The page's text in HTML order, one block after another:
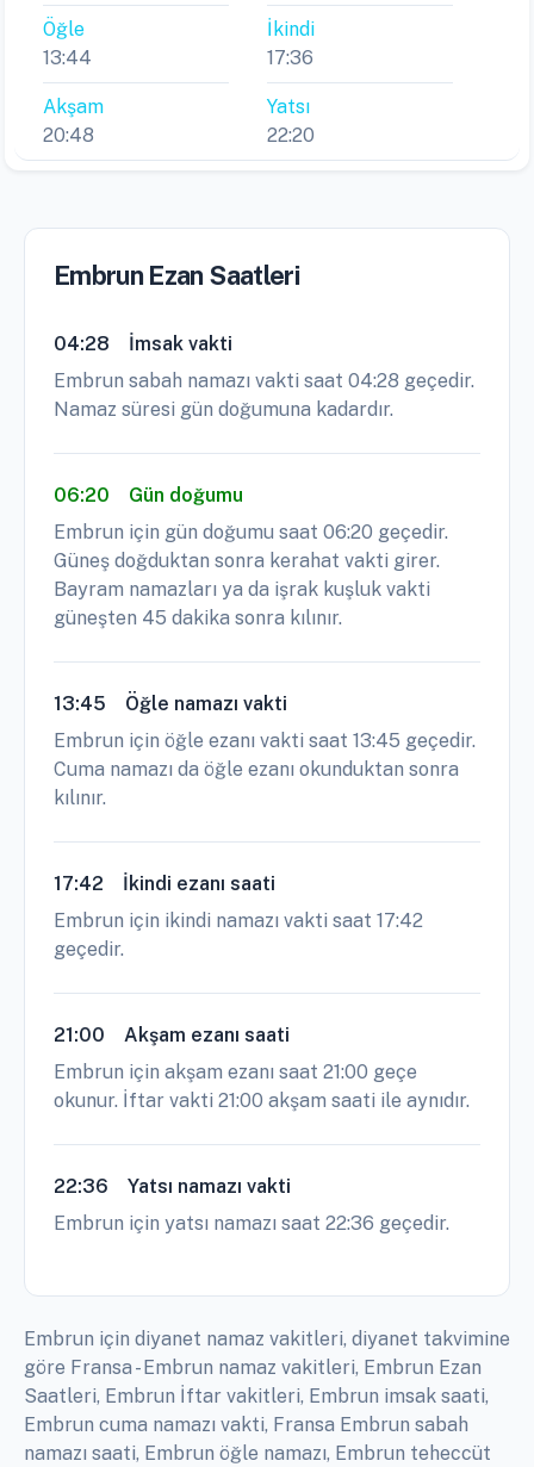
Öğle
13:44
İkindi
17:36
Akşam
20:48
Yatsı
22:20
Embrun Ezan Saatleri
04:28
İmsak vakti
Embrun sabah namazı vakti saat 04:28 geçedir.
Namaz süresi gün doğumuna kadardır.
06:20
Gün doğumu
Embrun için gün doğumu saat 06:20 geçedir.
Güneş doğduktan sonra kerahat vakti girer.
Bayram namazları ya da işrak kuşluk vakti
güneşten 45 dakika sonra kılınır.
13:45
Öğle namazı vakti
Embrun için öğle ezanı vakti saat 13:45 geçedir.
Cuma namazı da öğle ezanı okunduktan sonra
kılınır.
17:42
İkindi ezanı saati
Embrun için ikindi namazı vakti saat 17:42
geçedir.
21:00
Akşam ezanı saati
Embrun için akşam ezanı saat 21:00 geçe
okunur. İftar vakti 21:00 akşam saati ile aynıdır.
22:36
Yatsı namazı vakti
Embrun için yatsı namazı saat 22:36 geçedir.
Embrun için diyanet namaz vakitleri, diyanet takvimine
göre Fransa - Embrun namaz vakitleri, Embrun Ezan
Saatleri, Embrun İftar vakitleri, Embrun imsak saati,
Embrun cuma namazı vakti, Fransa Embrun sabah
namazı saati, Embrun öğle namazı, Embrun teheccüt